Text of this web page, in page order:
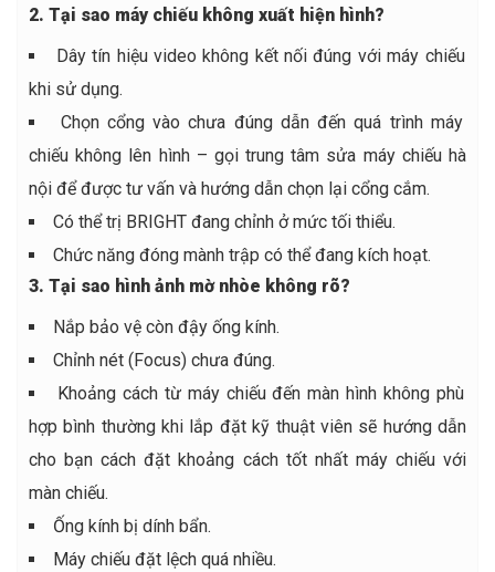
2. Tại sao máy chiếu không xuất hiện hình?
Dây tín hiệu video không kết nối đúng với máy chiếu
khi sử dụng.
Chọn cổng vào chưa đúng dẫn đến quá trình máy
chiếu không lên hình – gọi trung tâm sửa máy chiếu hà
nội để được tư vấn và hướng dẫn chọn lại cổng cắm.
Có thể trị BRIGHT đang chỉnh ở mức tối thiểu.
Chức năng đóng mành trập có thể đang kích hoạt.
3. Tại sao hình ảnh mờ nhòe không rõ?
Nắp bảo vệ còn đậy ống kính.
Chỉnh nét (Focus) chưa đúng.
Khoảng cách từ máy chiếu đến màn hình không phù
hợp bình thường khi lắp đặt kỹ thuật viên sẽ hướng dẫn
cho bạn cách đặt khoảng cách tốt nhất máy chiếu với
màn chiếu.
Ống kính bị dính bẩn.
Máy chiếu đặt lệch quá nhiều.